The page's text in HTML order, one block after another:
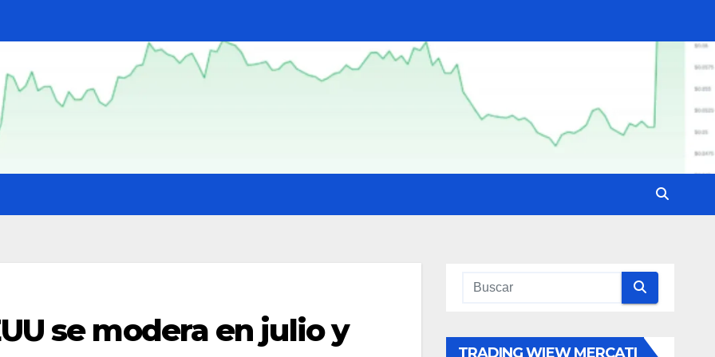
se modera en julio y
TRADING WIEW MERCATI